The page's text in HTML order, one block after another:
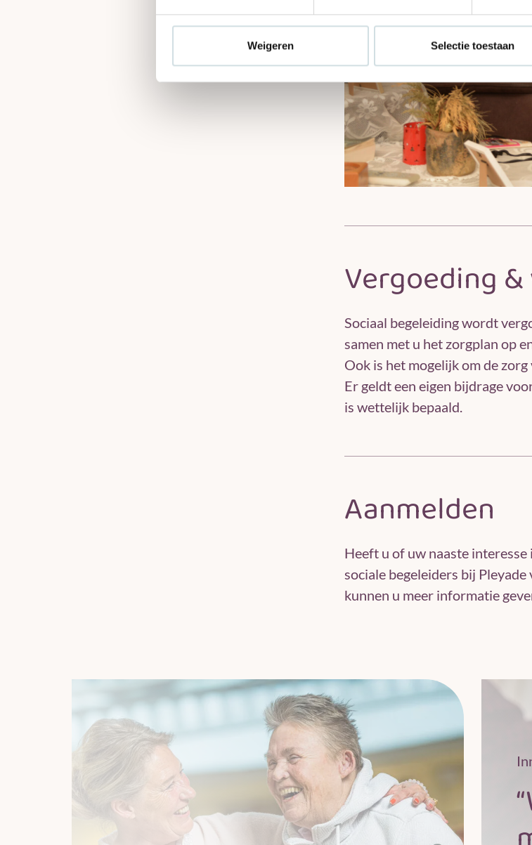
Weigeren Selectie toestaan
Vergoeding
Sociaal begeleiding wordt
samen met u het zorgplan op
Ook is het mogelijk om de
Er geldt een eigen bijdrage
is wettelijk bepaald.
Aanmelden
Heeft u of uw naaste interesse
sociale begeleiders bij
kunnen u meer informatie